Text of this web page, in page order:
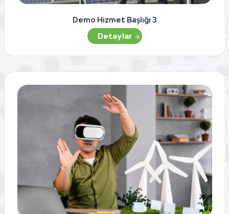
Demo Hizmet Başlığı 3
Detaylar